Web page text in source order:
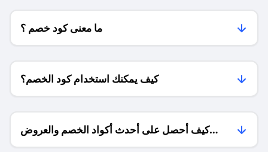
ما معنى كود خصم ؟
كيف يمكنك استخدام كود الخصم؟
كيف أحصل على أحدث أكواد الخصم والعروض
للمتاجر؟